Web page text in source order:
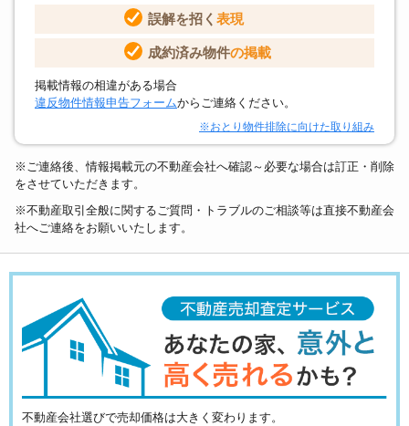
誤解を招く 表現
成約済み物件の掲載
掲載情報の相違がある場合
違反物件情報申告フォームからご連絡ください。
※おとり物件排除に向けた取り組み
※ご連絡後、情報掲載元の不動産会社へ確認～必要な場合は訂正・削除
をさせていただきます。
※不動産取引全般に関するご質問・トラブルのご相談等は直接不動産会
社へご連絡をお願いいたします。
不動産会社選びで売却価格は大きく変わります。